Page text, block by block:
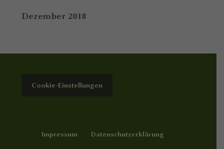
Dezember 2018
Cookie-Einstellungen
Impressum Datenschutzerklärung